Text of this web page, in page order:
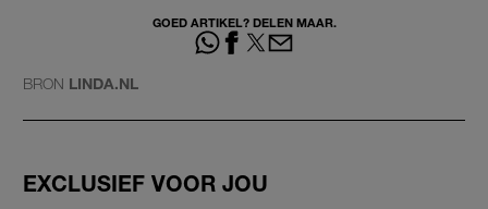
GOED ARTIKEL? DELEN MAAR.
BRON LINDA.NL
EXCLUSIEF VOOR JOU